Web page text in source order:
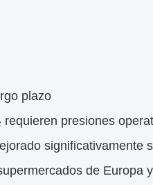
plazo
requieren presiones
significativamente
de Europa